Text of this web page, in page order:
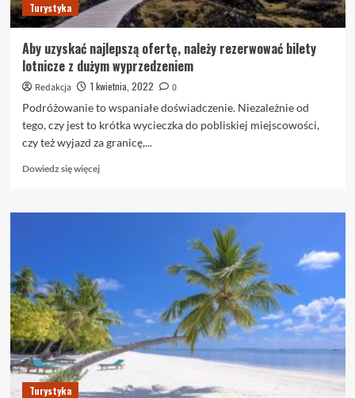
Turystyka
Aby uzyskać najlepszą ofertę, należy rezerwować bilety
lotnicze z dużym wyprzedzeniem
Redakcja 1 kwietnia, 2022
0
Podróżowanie to wspaniałe doświadczenie. Niezależnie od
tego, czy jest to krótka wycieczka do pobliskiej miejscowości,
czy też wyjazd za granicę,...
Dowiedz się więcejDowiedz
o
należy
rezerwować
bilety
lotnicze
z
dużym
Turystyka